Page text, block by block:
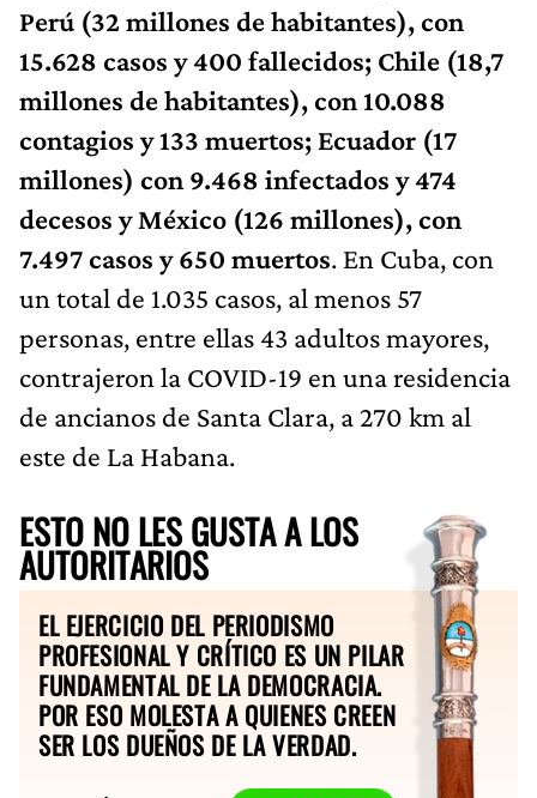
Perú (32 millones de habitantes), con
15.628 casos y 400 fallecidos; Chile (18,7
millones de habitantes), con 10.088
contagios y 133 muertos; Ecuador (17
millones) con 9.468 infectados y 474
decesos y México (126 millones), con
7.497 casos y 650 muertos. En Cuba, con
un total de 1.035 casos, al menos 57
personas, entre ellas 43 adultos mayores,
contrajeron la COVID-19 en una residencia
de ancianos de Santa Clara, a 270 km al
este de La Habana.
ESTO NO LES GUSTA A LOS
AUTORITARIOS
EL EJERCICIO DEL PERIODISMO
PROFESIONAL Y CRÍTICO ES UN PILAR
FUNDAMENTAL DE LA DEMOCRACIA.
POR ESO MOLESTA A QUIENES CREEN
SER LOS DUEÑOS DE LA VERDAD.